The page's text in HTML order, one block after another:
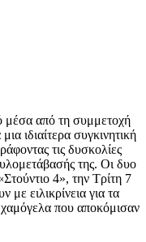
μέσα από τη συμμετοχή
ιδιαίτερα συγκινητική
τις δυσκολίες
της. Οι δυο
4», την Τρίτη 7
με ειλικρίνεια για τα
που αποκόμισαν